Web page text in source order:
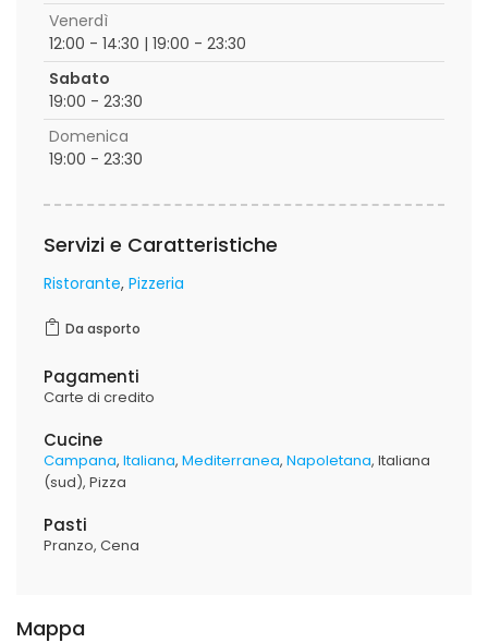
Venerdì
12:00 - 14:30 | 19:00 - 23:30
Sabato
19:00 - 23:30
Domenica
19:00 - 23:30
Servizi e Caratteristiche
Ristorante Pizzeria
Da asporto
Pagamenti
Carte di credito
Cucine
Campana Italiana Mediterranea Napoletana Italiana
(sud) Pizza
Pasti
Pranzo Cena
Mappa